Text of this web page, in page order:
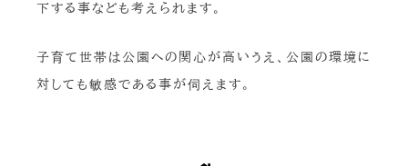
下する事なども考えられます。
子育て世帯は公園への関心が高いうえ、公園の環境に
対しても敏感である事が伺えます。